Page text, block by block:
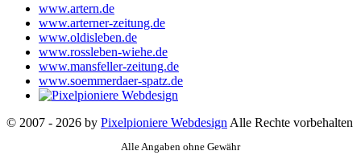
www.artern.de
www.arterner-zeitung.de
www.oldisleben.de
www.rossleben-wiehe.de
www.mansfeller-zeitung.de
www.soemmerdaer-spatz.de
© 2007 - 2026 by Pixelpioniere Webdesign Alle Rechte vorbehalten
Alle Angaben ohne Gewähr